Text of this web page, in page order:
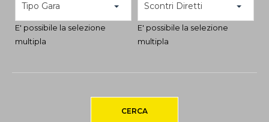
Tipo Gara
E' possibile la selezione
multipla
Scontri Diretti
E' possibile la selezione
multipla
CERCA